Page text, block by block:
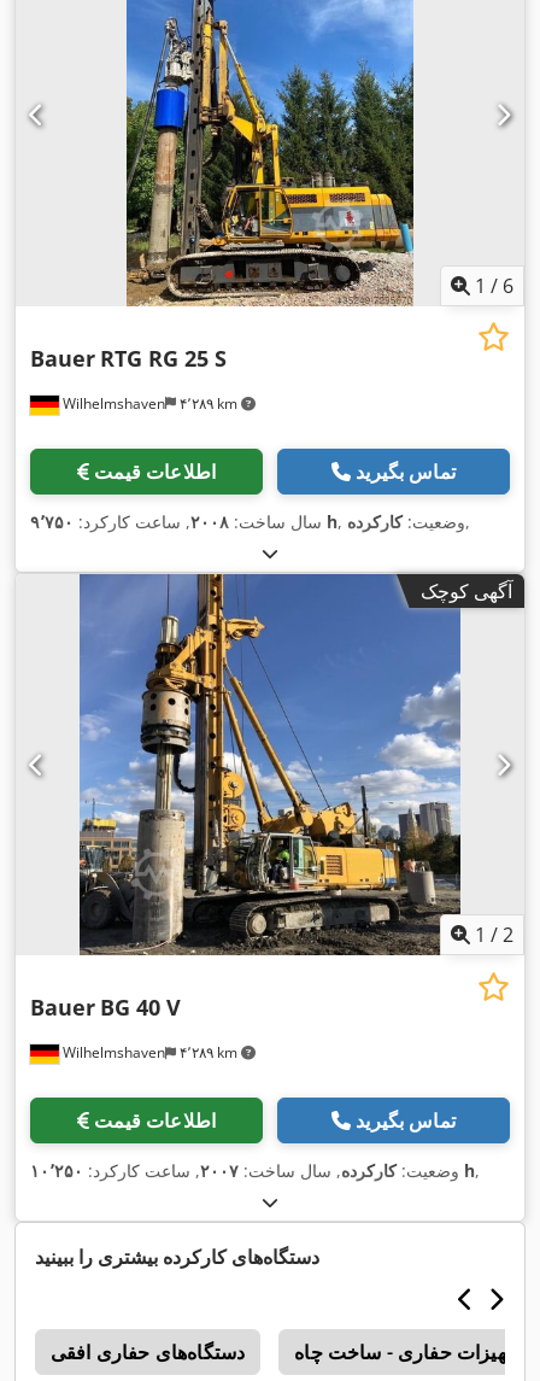
1 / 6
Wilhelmshaven ۴٬۲۸۹ km
Bauer RTG RG 25 S
اطلاعات قیمت تماس بگیرید
سال ساخت: ۲۰۰۸, ساعت کارکرد: ۹٬۷۵۰ h , وضعیت:کارکرده ,
آگهی کوچک
1 /2
Wilhelmshaven ۴٬۲۸۹ km
Bauer BG 40 V
اطلاعات قیمت تماس بگیرید
وضعیت:کارکرده, سال ساخت: ۲۰۰۷, ساعت کارکرد: ۱۰٬۲۵۰ h,
دستگاه‌های کارکرده بیشتری را ببینید
دستگاه‌های حفاری افقی تجهیزات حفاری - ساخت چاه